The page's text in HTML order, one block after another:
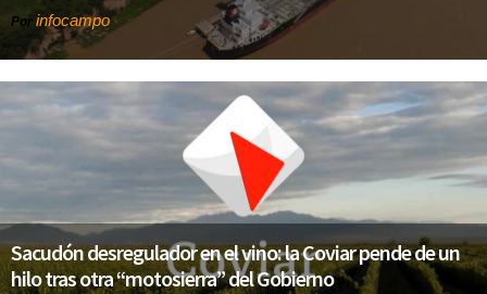
Por infocampo
Sacudón desregulador en el vino: la Coviar pende de un
hilo tras otra “motosierra” del Gobierno